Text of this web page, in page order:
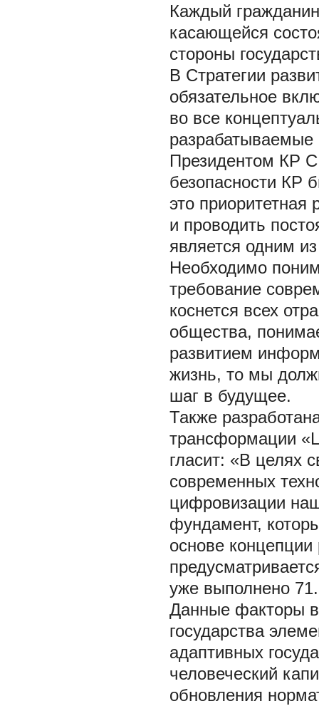
Каждый
касающейся
стороны
В Стратегии
обязательное
во все
разрабатываемые
Президентом КР
безопасности КР
это приоритетная
и проводить
является одним
Необходимо
требование
коснется всех
общества,
развитием
жизнь, то мы
шаг в будущее.
Также
трансформации
гласит: «В целях
современных
цифровизации
фундамент,
основе
уже выполнено 71.
Данные факторы
государства
адаптивных
человеческий
обновления